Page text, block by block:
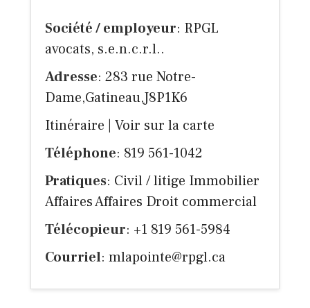
Société / employeur: RPGL
avocats, s.e.n.c.r.l..
Adresse: 283 rue Notre-
Dame,Gatineau,J8P1K6
Itinéraire
Voir sur la carte
Téléphone: 819 561-1042
Pratiques: Civil / litige Immobilier
Affaires Affaires Droit commercial
Télécopieur: +1 819 561-5984
Courriel: mlapointe@rpgl.ca